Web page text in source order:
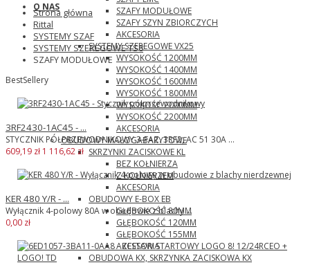
SZAFY MODUŁOWE
SZAFY SZYN ZBIORCZYCH
AKCESORIA
SYSTEMY SZEREGOWE VX25
WYSOKOŚĆ 1200MM
WYSOKOŚĆ 1400MM
WYSOKOŚĆ 1600MM
WYSOKOŚĆ 1800MM
WYSOKOŚĆ 2000MM
WYSOKOŚĆ 2200MM
AKCESORIA
OBUDOWY MAŁOGABARYTOWE
SKRZYNKI ZACISKOWE KL
BEZ KOŁNIERZA
Z KOŁNIERZEM
AKCESORIA
OBUDOWY E-BOX EB
GŁĘBOKOŚĆ 80MM
GŁĘBOKOŚĆ 120MM
GŁĘBOKOŚĆ 155MM
AKCESORIA
OBUDOWA KX, SKRZYNKA ZACISKOWA KX
O NAS
Strona główna
Rittal
SYSTEMY SZAF
SYSTEMY SZEREGOWE TS8
SZAFY MODUŁOWE
BestSellery
3RF2430-1AC45 - ...
STYCZNIK PÓŁPRZEWODNIKOWY 3-FAZ. 3RF2, AC 51 30A ...
609,19 zł 1 116,62 zł
KER 480 Y/R - ...
Wyłącznik 4-polowy 80A w obudowie z blachy ...
0,00 zł